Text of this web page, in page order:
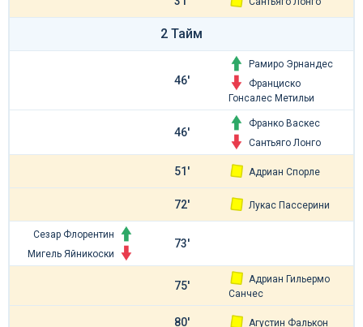
2 Тайм
46'
Рамиро Эрнандес
Франциско
Гонсалес Метильи
46'
Франко Васкес
Сантьяго Лонго
51' Адриан Спорле
72' Лукас Пассерини
Сезар Флорентин
Мигель Яйникоски
73'
75'
Адриан Гильермо
Санчес
80' Агустин Фалькон